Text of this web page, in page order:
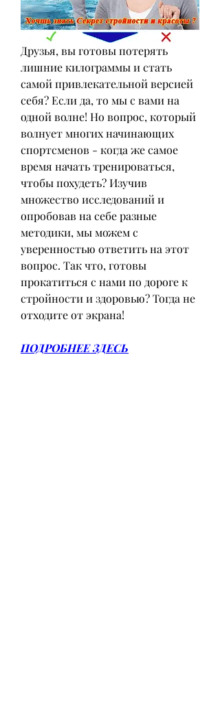
Друзья, вы готовы потерять
лишние килограммы и стать
самой привлекательной версией
себя? Если да, то мы с вами на
одной волне! Но вопрос, который
волнует многих начинающих
спортсменов - когда же самое
время начать тренироваться,
чтобы похудеть? Изучив
множество исследований и
опробовав на себе разные
методики, мы можем с
уверенностью ответить на этот
вопрос. Так что, готовы
прокатиться с нами по дороге к
стройности и здоровью? Тогда не
отходите от экрана!
ПОДРОБНЕЕ ЗДЕСЬ